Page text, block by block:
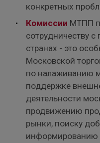
конкретных
Комиссии МТПП
сотрудничеству
странах - это
Московской
по налаживанию
поддержке
деятельности
продвижению
рынки, поиску
информированию